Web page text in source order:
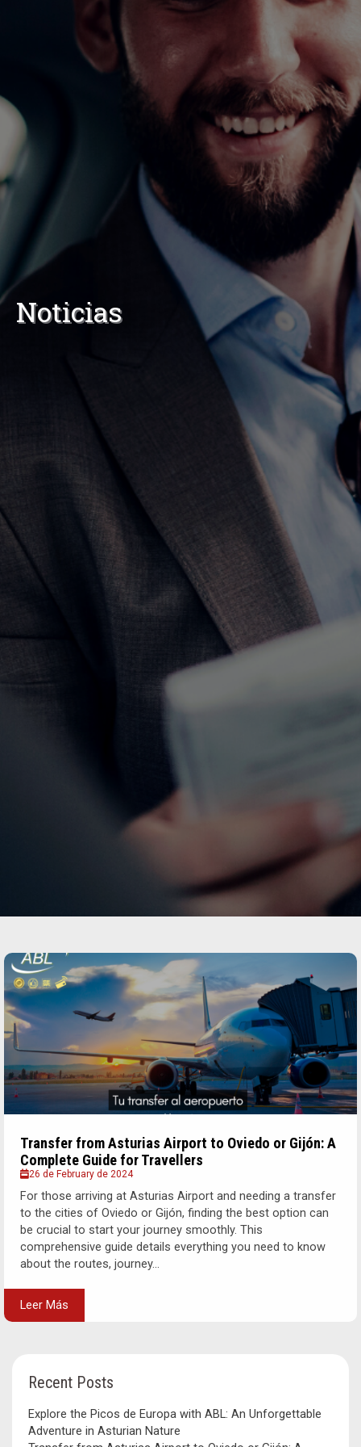
Noticias
Transfer from Asturias Airport to Oviedo or Gijón: A
Complete Guide for Travellers
26 de February de 2024
For those arriving at Asturias Airport and needing a transfer
to the cities of Oviedo or Gijón, finding the best option can
be crucial to start your journey smoothly. This
comprehensive guide details everything you need to know
about the routes, journey...
Leer Más
Recent Posts
Explore the Picos de Europa with ABL: An Unforgettable
Adventure in Asturian Nature